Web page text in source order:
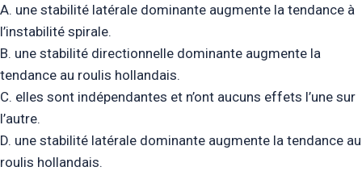
A. une stabilité latérale dominante augmente la tendance à
l’instabilité spirale.
B. une stabilité directionnelle dominante augmente la
tendance au roulis hollandais.
C. elles sont indépendantes et n’ont aucuns effets l’une sur
l’autre.
D. une stabilité latérale dominante augmente la tendance au
roulis hollandais.